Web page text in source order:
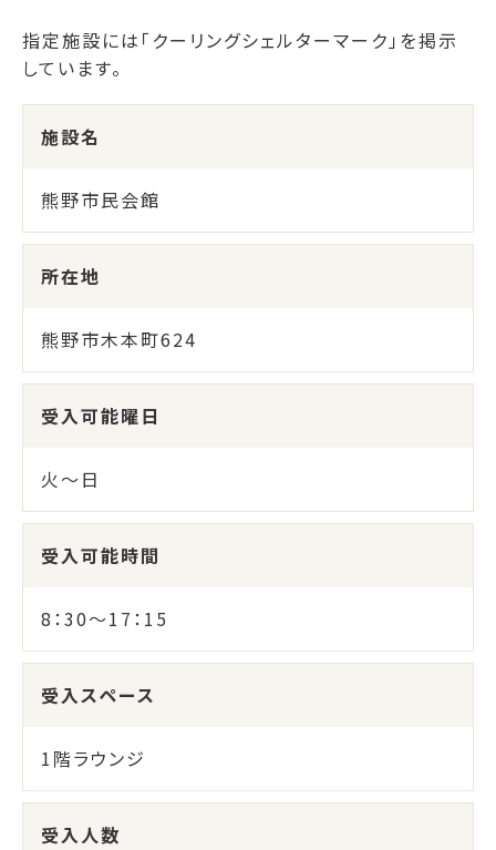
指定施設には「クーリングシェルターマーク」を掲示
しています。
施設名
熊野市民会館
所在地
熊野市木本町624
受入可能曜日
火～日
受入可能時間
8：30～17：15
受入スペース
1階ラウンジ
受入人数